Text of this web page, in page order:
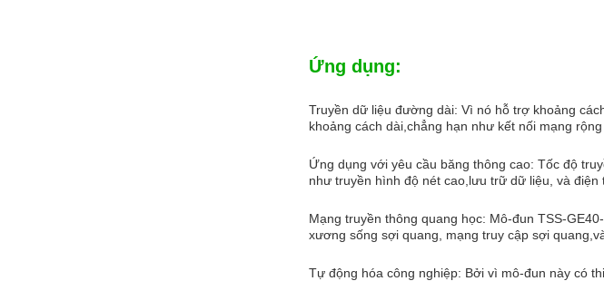
Ứng dụng:
Truyền dữ liệu đường dài: Vì nó hỗ trợ khoảng
khoảng cách dài,chẳng hạn như kết nối mạng
Ứng dụng với yêu cầu băng thông cao: Tốc độ
như truyền hình độ nét cao,lưu trữ dữ liệu, và điện
Mạng truyền thông quang học: Mô-đun TSS-
xương sống sợi quang, mạng truy cập sợi
Tự động hóa công nghiệp: Bởi vì mô-đun này có